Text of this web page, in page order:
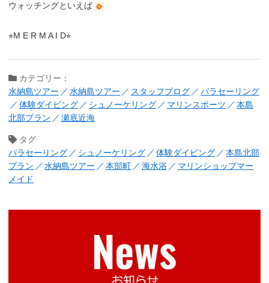
ウォッチングといえば
⭐︎M E R M A I D⭐︎
カテゴリー：
水納島ツアー
水納島ツアー スタッフブログ
パラセーリング
体験ダイビング
シュノーケリング マリンスポーツ
本島
北部プラン
瀬底近海
タグ
パラセーリング
シュノーケリング 体験ダイビング
本島北部
プラン
水納島ツアー 本部町 海水浴
マリンショップマー
メイド